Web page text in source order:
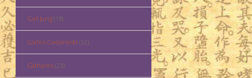
Carl Jung(18)
Carlos Castaneda (32)
Cathares(23)